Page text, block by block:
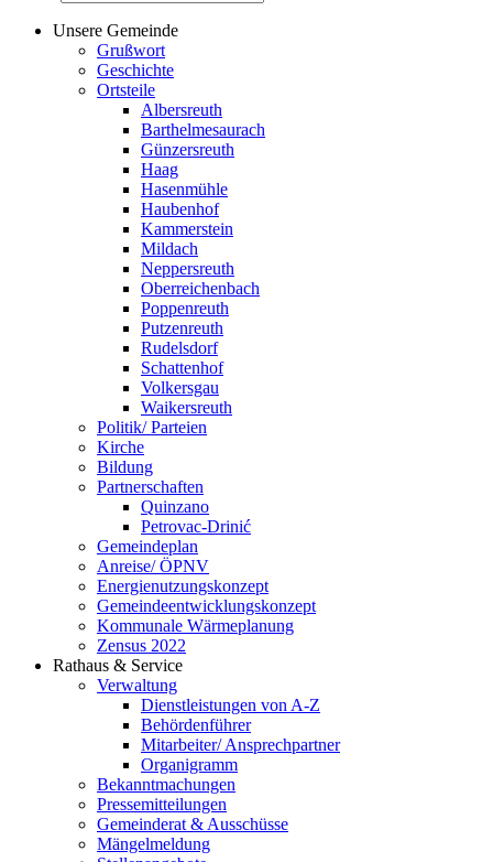
Unsere Gemeinde
Grußwort
Geschichte
Ortsteile
Albersreuth
Barthelmesaurach
Günzersreuth
Haag
Hasenmühle
Haubenhof
Kammerstein
Mildach
Neppersreuth
Oberreichenbach
Poppenreuth
Putzenreuth
Rudelsdorf
Schattenhof
Volkersgau
Waikersreuth
Politik/ Parteien
Kirche
Bildung
Partnerschaften
Quinzano
Petrovac-Drinić
Gemeindeplan
Anreise/ ÖPNV
Energienutzungskonzept
Gemeindeentwicklungs­konzept
Kommunale Wärmeplanung
Zensus 2022
Rathaus & Service
Verwaltung
Dienstleistungen von A-Z
Behördenführer
Mitarbeiter/ Ansprechpartner
Organigramm
Bekanntmachungen
Pressemitteilungen
Gemeinderat & Ausschüsse
Mängelmeldung